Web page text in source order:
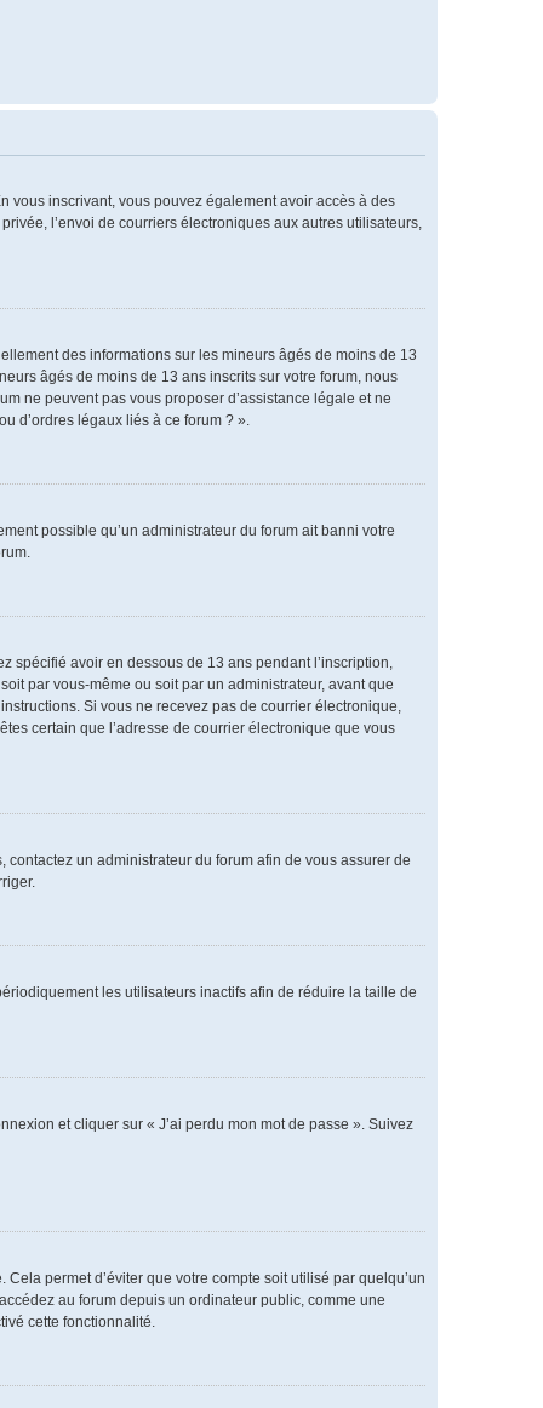
vous inscrivant, vous pouvez également avoir accès à des
l’envoi de courriers électroniques aux autres utilisateurs,
des informations sur les mineurs âgés de moins de 13
âgés de moins de 13 ans inscrits sur votre forum, nous
ne peuvent pas vous proposer d’assistance légale et ne
d’ordres légaux liés à ce forum ? ».
possible qu’un administrateur du forum ait banni votre
spécifié avoir en dessous de 13 ans pendant l’inscription,
par vous-même ou soit par un administrateur, avant que
Si vous ne recevez pas de courrier électronique,
certain que l’adresse de courrier électronique que vous
un administrateur du forum afin de vous assurer de
les utilisateurs inactifs afin de réduire la taille de
et cliquer sur « J’ai perdu mon mot de passe ». Suivez
permet d’éviter que votre compte soit utilisé par quelqu’un
au forum depuis un ordinateur public, comme une
cette fonctionnalité.